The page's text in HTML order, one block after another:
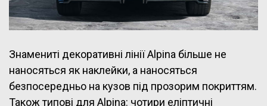
Знамениті декоративні лінії Alpina більше не
наносяться як наклейки, а наносяться
безпосередньо на кузов під прозорим покриттям.
Також типові для Alpina: чотири еліптичні